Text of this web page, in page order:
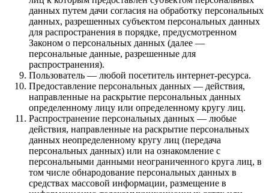
данных путем дачи согласия на обработку персональных
данных, разрешенных субъектом персональных данных
для распространения в порядке, предусмотренном
Законом о персональных данных (далее —
персональные данные, разрешенные для
распространения).
Пользователь — любой посетитель интернет-ресурса.
Предоставление персональных данных — действия,
направленные на раскрытие персональных данных
определенному лицу или определенному кругу лиц.
Распространение персональных данных — любые
действия, направленные на раскрытие персональных
данных неопределенному кругу лиц (передача
персональных данных) или на ознакомление с
персональными данными неограниченного круга лиц, в
том числе обнародование персональных данных в
средствах массовой информации, размещение в